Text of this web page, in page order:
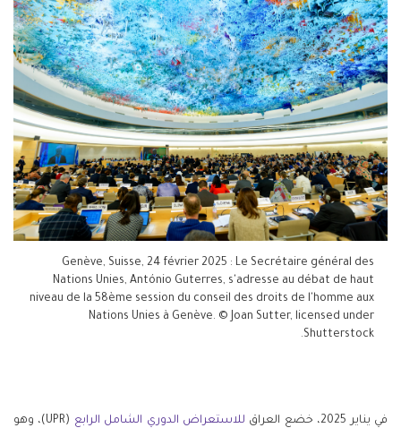
Genève, Suisse, 24 février 2025 : Le Secrétaire général des
Nations Unies, António Guterres, s'adresse au débat de haut
niveau de la 58ème session du conseil des droits de l'homme aux
Nations Unies à Genève. © Joan Sutter, licensed under
Shutterstock.
في يناير 2025، خضع العراق للاستعراض الدوري الشامل الرابع
(UPR)، وهو